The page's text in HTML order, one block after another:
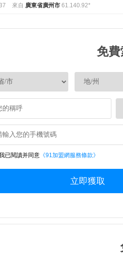
來自 廣東省廣州市 61.140.92*
免費
已閱讀并同意 《91加盟網服務條款》
立即獲取